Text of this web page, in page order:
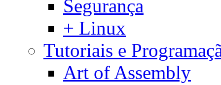
Segurança
+ Linux
Tutoriais e
Art of Assembly